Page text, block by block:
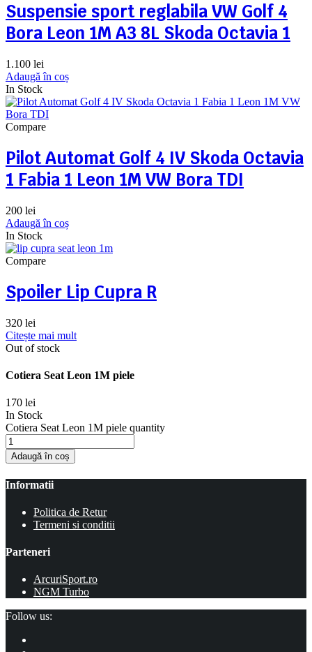
Suspensie sport reglabila VW Golf 4
Bora Leon 1M A3 8L Skoda Octavia 1
1.100 lei
Adaugă în coș
In Stock
Compare
Pilot Automat Golf 4 IV Skoda Octavia
1 Fabia 1 Leon 1M VW Bora TDI
200 lei
Adaugă în coș
In Stock
Compare
Spoiler Lip Cupra R
320 lei
Citește mai mult
Out of stock
Cotiera Seat Leon 1M piele
170 lei
In Stock
Cotiera Seat Leon 1M piele quantity
Adaugă în coș
Informatii
Politica de Retur
Termeni si conditii
Parteneri
ArcuriSport.ro
NGM Turbo
Follow us: